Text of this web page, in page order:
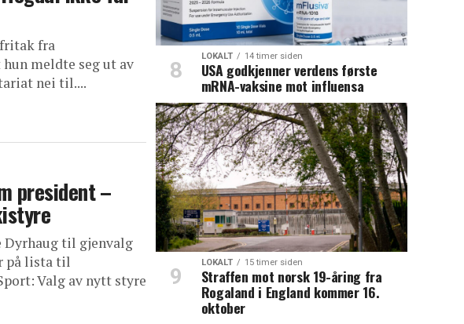
fritak fra
meldte seg ut av
nei til....
president –
til gjenvalg
på lista til
Valg av nytt styre
LOKALT 14 timer siden
USA godkjenner verdens første
mRNA-vaksine mot influensa
LOKALT 15 timer siden
Straffen mot norsk 19-åring fra
Rogaland i England kommer 16.
oktober